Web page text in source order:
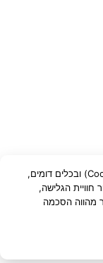
לידיעתך: באתר זה נעשה שימוש בקבצי עוגיות (Cookies) ובכלים דומים,
הגלישה,
מהווה הסכמה